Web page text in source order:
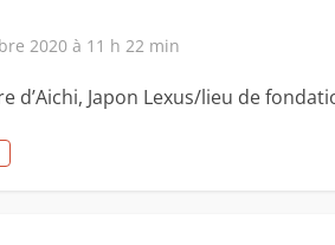
2020 à 11 h 22 min
d’Aichi, Japon Lexus/lieu de